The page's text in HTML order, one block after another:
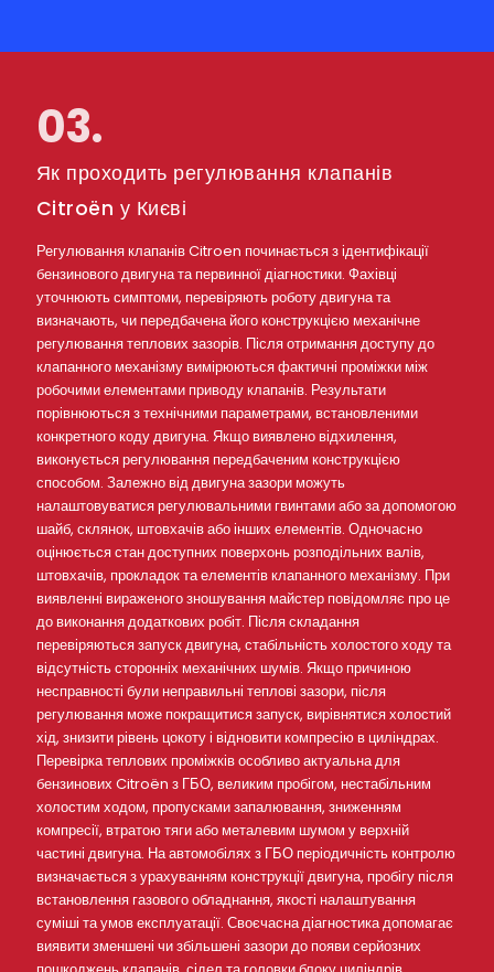
03.
Як проходить регулювання клапанів
Citroën у Києві
Регулювання клапанів Citroen починається з ідентифікації
бензинового двигуна та первинної діагностики. Фахівці
уточнюють симптоми, перевіряють роботу двигуна та
визначають, чи передбачена його конструкцією механічне
регулювання теплових зазорів. Після отримання доступу до
клапанного механізму вимірюються фактичні проміжки між
робочими елементами приводу клапанів. Результати
порівнюються з технічними параметрами, встановленими
конкретного коду двигуна. Якщо виявлено відхилення,
виконується регулювання передбаченим конструкцією
способом. Залежно від двигуна зазори можуть
налаштовуватися регулювальними гвинтами або за допомогою
шайб, склянок, штовхачів або інших елементів. Одночасно
оцінюється стан доступних поверхонь розподільних валів,
штовхачів, прокладок та елементів клапанного механізму. При
виявленні вираженого зношування майстер повідомляє про це
до виконання додаткових робіт. Після складання
перевіряються запуск двигуна, стабільність холостого ходу та
відсутність сторонніх механічних шумів. Якщо причиною
несправності були неправильні теплові зазори, після
регулювання може покращитися запуск, вирівнятися холостий
хід, знизити рівень цокоту і відновити компресію в циліндрах.
Перевірка теплових проміжків особливо актуальна для
бензинових Citroën з ГБО, великим пробігом, нестабільним
холостим ходом, пропусками запалювання, зниженням
компресії, втратою тяги або металевим шумом у верхній
частині двигуна. На автомобілях з ГБО періодичність контролю
визначається з урахуванням конструкції двигуна, пробігу після
встановлення газового обладнання, якості налаштування
суміші та умов експлуатації. Своєчасна діагностика допомагає
виявити зменшені чи збільшені зазори до появи серйозних